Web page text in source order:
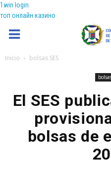
1win login
топ онлайн казино
Coenfeba
Inicio bolsas SES
El SES
bolsas de